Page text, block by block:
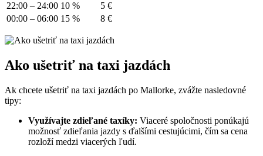
22:00 – 24:00 10 %
5 €
00:00 – 06:00 15 % 8 €
Ako ušetriť na taxi jazdách
Ak chcete ušetriť na taxi jazdách po Mallorke, zvážte nasledovné
tipy:
Využívajte zdieľané taxíky: Viaceré spoločnosti ponúkajú
možnosť zdieľania jazdy s ďalšími cestujúcimi, čím sa cena
rozloží medzi viacerých ľudí.